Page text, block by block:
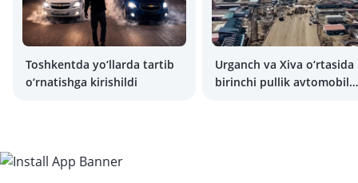
Toshkentda yo‘llarda tartib
o‘rnatishga kirishildi
Urganch va Xiva o‘rtasida
birinchi pullik avtomobil